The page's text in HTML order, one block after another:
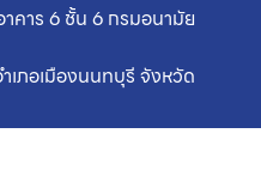
คาร 6 ชั้น 6 กรมอนามัย
ภอเมืองนนทบุรี จังหวัด